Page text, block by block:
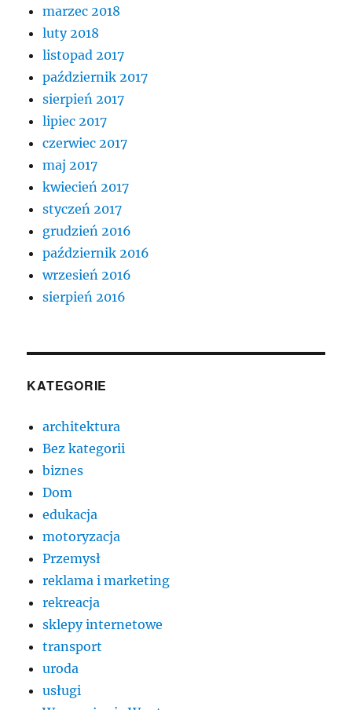
marzec 2018
luty 2018
listopad 2017
październik 2017
sierpień 2017
lipiec 2017
czerwiec 2017
maj 2017
kwiecień 2017
styczeń 2017
grudzień 2016
październik 2016
wrzesień 2016
sierpień 2016
KATEGORIE
architektura
Bez kategorii
biznes
Dom
edukacja
motoryzacja
Przemysł
reklama i marketing
rekreacja
sklepy internetowe
transport
uroda
usługi